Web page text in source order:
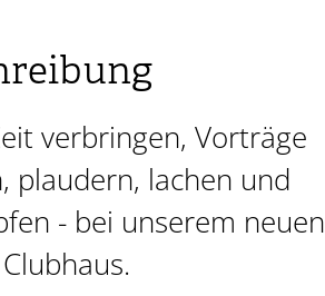
verbringen, Vorträge
plaudern, lachen und
- bei unserem neuen